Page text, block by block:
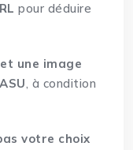
pour déduire
une image
, à condition
votre choix